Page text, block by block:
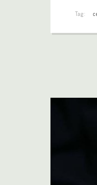
Tag: